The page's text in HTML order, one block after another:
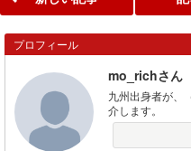
プロフィール
mo_richさん
九州出身者が、
介します。